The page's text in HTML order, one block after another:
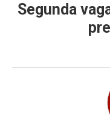
Segunda